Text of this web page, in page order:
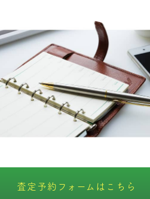
査定予約フォームはこちら